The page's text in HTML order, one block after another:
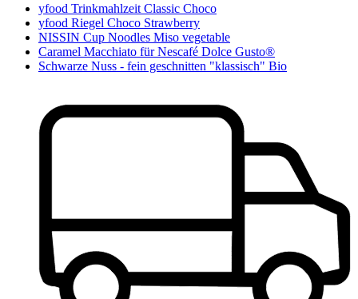
yfood Trinkmahlzeit Classic Choco
yfood Riegel Choco Strawberry
NISSIN Cup Noodles Miso vegetable
Caramel Macchiato für Nescafé Dolce Gusto®
Schwarze Nuss - fein geschnitten "klassisch" Bio